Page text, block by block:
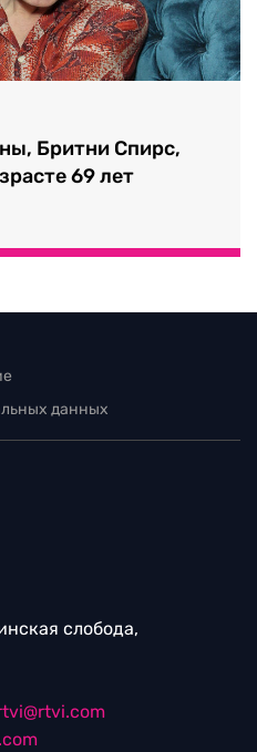
Бритни Спирс,
69 лет
данных
слобода,